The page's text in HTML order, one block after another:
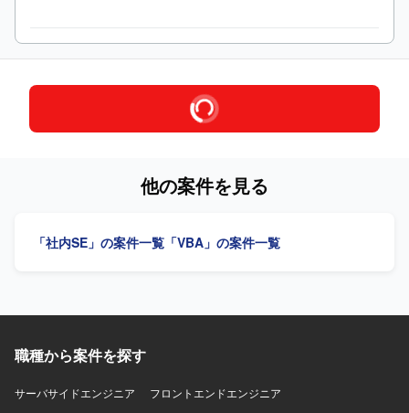
他の案件を見る
「社内SE」の案件一覧 「VBA」の案件一覧
職種から案件を探す
サーバサイドエンジニア
フロントエンドエンジニア